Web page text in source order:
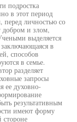
подростка
в этот период
перед личностью со
добром и злом,
выделяется
в
способов
в семье.
разделяет
запросы
ее духовно-
результативным
имеют форму
стороне